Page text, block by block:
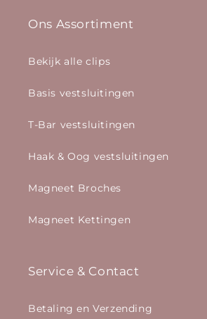
Ons Assortiment
Bekijk alle clips
Basis vestsluitingen
T-Bar vestsluitingen
Haak & Oog vestsluitingen
Magneet Broches
Magneet Kettingen
Service & Contact
Betaling en Verzending